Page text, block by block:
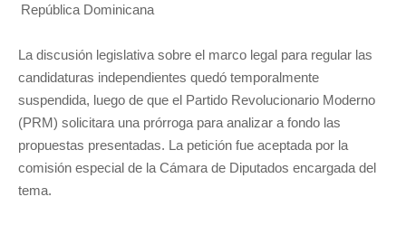
República Dominicana
La discusión legislativa sobre el marco legal para regular las
candidaturas independientes quedó temporalmente
suspendida, luego de que el Partido Revolucionario Moderno
(PRM) solicitara una prórroga para analizar a fondo las
propuestas presentadas. La petición fue aceptada por la
comisión especial de la Cámara de Diputados encargada del
tema.